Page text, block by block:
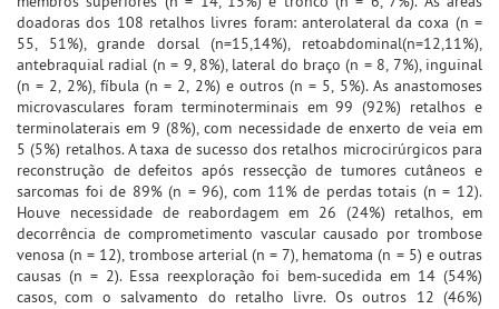
doadoras dos 108 retalhos livres foram: anterolateral da coxa (n =
55, 51%), grande dorsal (n=15,14%), retoabdominal(n=12,11%),
antebraquial radial (n = 9, 8%), lateral do braço (n = 8, 7%), inguinal
(n = 2, 2%), fíbula (n = 2, 2%) e outros (n = 5, 5%). As anastomoses
microvasculares foram terminoterminais em 99 (92%) retalhos e
terminolaterais em 9 (8%), com necessidade de enxerto de veia em
5 (5%) retalhos. A taxa de sucesso dos retalhos microcirúrgicos para
reconstrução de defeitos após ressecção de tumores cutâneos e
sarcomas foi de 89% (n = 96), com 11% de perdas totais (n = 12).
Houve necessidade de reabordagem em 26 (24%) retalhos, em
decorrência de comprometimento vascular causado por trombose
venosa (n = 12), trombose arterial (n = 7), hematoma (n = 5) e outras
causas (n = 2). Essa reexploração foi bem-sucedida em 14 (54%)
casos, com o salvamento do retalho livre. Os outros 12 (46%)